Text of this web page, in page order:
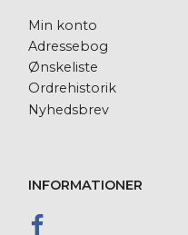
Min konto
Adressebog
Ønskeliste
Ordrehistorik
Nyhedsbrev
INFORMATIONER